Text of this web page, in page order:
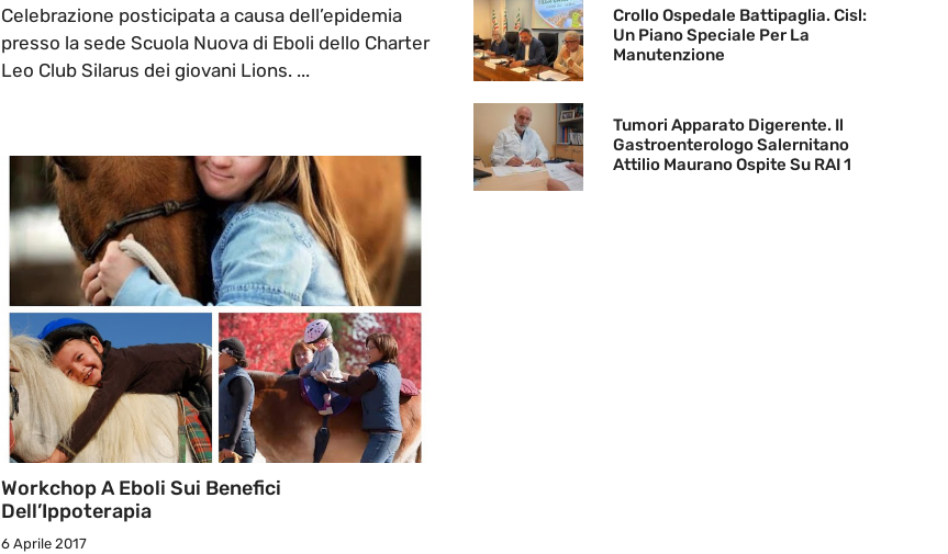
Celebrazione posticipata a causa dell’epidemia
presso la sede Scuola Nuova di Eboli dello Charter
Leo Club Silarus dei giovani Lions. ...
Workchop A Eboli Sui Benefici
Dell’Ippoterapia
6 Aprile 2017
Crollo Ospedale Battipaglia. Cisl:
Un Piano Speciale Per La
Manutenzione
Tumori Apparato Digerente. Il
Gastroenterologo Salernitano
Attilio Maurano Ospite Su RAI 1